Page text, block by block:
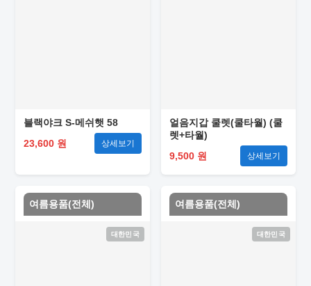
블랙야크 S-메쉬햇 58
23,600 원
상세보기
얼음지갑 쿨렛(쿨타월) (쿨
렛+타월)
9,500 원
상세보기
여름용품(전체)
대한민국
여름용품(전체)
대한민국